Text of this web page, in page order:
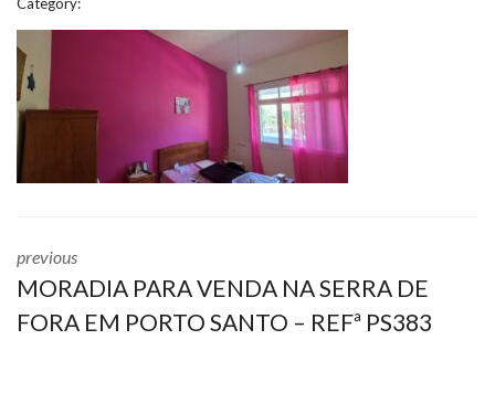
previous
MORADIA PARA VENDA NA SERRA DE
FORA EM PORTO SANTO – REFª PS383